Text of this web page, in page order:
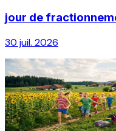
jour de
30 juil. 2026